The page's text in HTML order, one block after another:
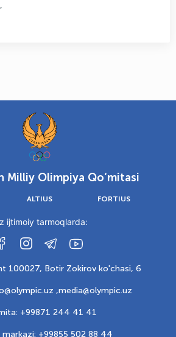
Milliy Olimpiya Qo‘mitasi
ALTIUS FORTIUS
ijtimoiy tarmoqlarda:
100027, Botir Zokirov ko'chasi, 6
,media@olympic.uz
+99871 244 41 41
+99855 502 88 44